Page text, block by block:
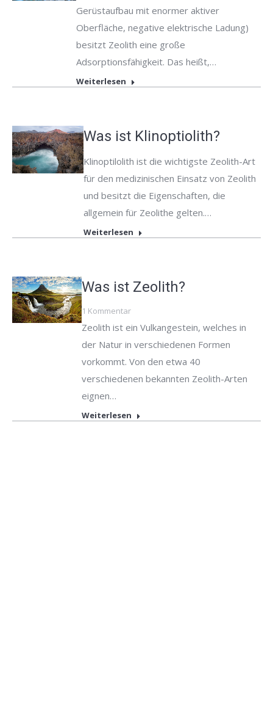
Gerüstaufbau mit enormer aktiver
Oberfläche, negative elektrische Ladung)
besitzt Zeolith eine große
Adsorptionsfähigkeit. Das heißt,…
Weiterlesen
Was ist Klinoptiolith?
Klinoptilolith ist die wichtigste Zeolith-Art
für den medizinischen Einsatz von Zeolith
und besitzt die Eigenschaften, die
allgemein für Zeolithe gelten.…
Weiterlesen
Was ist Zeolith?
1 Kommentar
Zeolith ist ein Vulkangestein, welches in
der Natur in verschiedenen Formen
vorkommt. Von den etwa 40
verschiedenen bekannten Zeolith-Arten
eignen…
Weiterlesen